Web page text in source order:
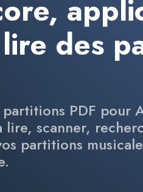
des
PDF pour
lire, scanner,
partitions